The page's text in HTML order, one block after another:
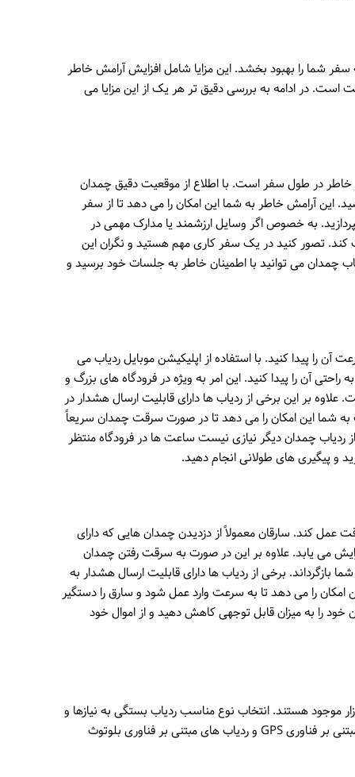
سفر شما را بهبود بخشد. این مزایا شامل افزایش آرامش خاطر
در ادامه به بررسی دقیق تر هر یک از این مزایا می
خاطر در طول سفر است. با اطلاع از موقعیت دقیق چمدان
این آرامش خاطر به شما این امکان را می دهد تا از سفر
به خصوص اگر وسایل ارزشمند یا مدارک مهمی در
کند. تصور کنید در یک سفر کاری مهم هستید و نگران این
چمدان می توانید با اطمینان خاطر به جلسات خود برسید و
پیدا کنید. با استفاده از اپلیکیشن موبایل ردیاب می
آن را پیدا کنید. این امر به ویژه در فرودگاه های بزرگ و
بر این برخی از ردیاب ها دارای قابلیت ارسال هشدار در
شما این امکان را می دهد تا در صورت سرقت چمدان سریعاً
ردیاب چمدان دیگر نیازی نیست ساعت ها در فرودگاه منتظر
و پیگیری های طولانی انجام دهید.
عمل کند. سارقان معمولاً از دزدیدن چمدان هایی که دارای
می یابد. علاوه بر این در صورت به سرقت رفتن چمدان
بازگرداند. برخی از ردیاب ها دارای قابلیت ارسال هشدار به
را می دهد تا به سرعت وارد عمل شود و سارق را دستگیر
را به میزان قابل توجهی کاهش دهید و از اموال خود
موجود هستند. انتخاب نوع مناسب ردیاب بستگی به نیازها و
بودجه شما دارد. دو نوع اصلی ردیاب چمدان شامل ردیاب های مبتنی بر فناوری GPS و ردیاب های مبتنی بر فناوری بلوتوث